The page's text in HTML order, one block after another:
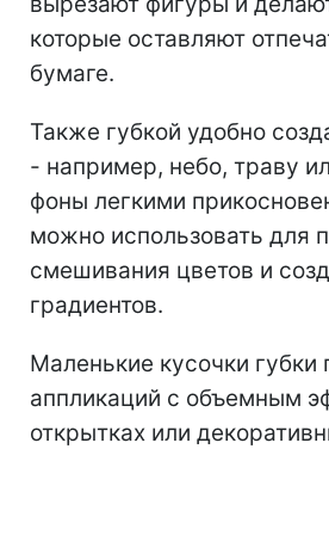
которые оставляют
бумаге.
Также губкой удобно
- например, небо, траву
фоны легкими
можно использовать для
смешивания цветов и
градиентов.
Маленькие кусочки губки
аппликаций с объемным
открытках или